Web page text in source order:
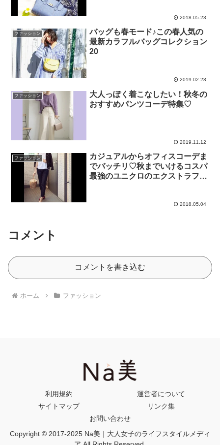
2018.05.23
ファッション
バッグも春モード♪この春人気の
最新カラフルバッグコレクション
20
2019.02.28
ファッション
大人っぽく着こなしたい！秋冬の
おすすめパンツコーデ特集♡
2019.11.12
ファッション
カジュアルからオフィスコーデま
でバッチリ♡秋までいけるコスパ
最強のユニクロのエクストラファ
2018.05.04
コメント
コメントを書き込む
ホーム ファッション
利用規約
運営者について
サイトマップ
リンク集
お問い合わせ
Copyright © 2017-2025 Na美｜大人女子のライフスタイルメディ